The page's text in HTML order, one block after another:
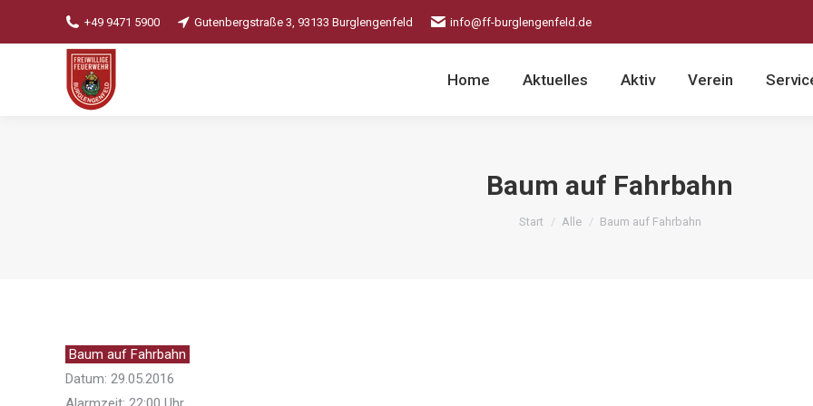
+49 9471 5900 Gutenbergstraße 3, 93133 Burglengenfeld info@ff-burglengenfeld.de
Home Aktuelles Aktiv Verein
Baum auf Fahrbahn
Sie befinden sich hier:
Start Alle Baum auf Fahrbahn
Baum auf Fahrbahn
Datum: 29.05.2016